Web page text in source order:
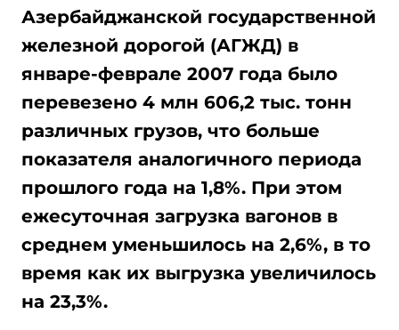
Азербайджанской государственной
железной дорогой (АГЖД) в
январе-феврале 2007 года было
перевезено 4 млн 606,2 тыс. тонн
различных грузов, что больше
показателя аналогичного периода
прошлого года на 1,8%. При этом
ежесуточная загрузка вагонов в
среднем уменьшилось на 2,6%, в то
время как их выгрузка увеличилось
на 23,3%.